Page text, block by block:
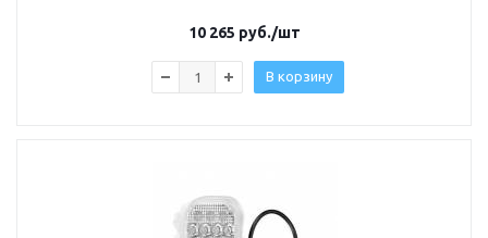
10 265 руб./шт
В корзину